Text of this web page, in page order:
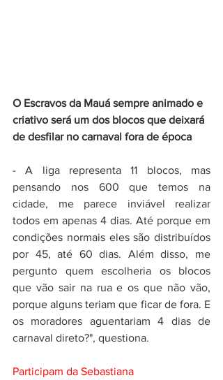
O Escravos da Mauá sempre animado e
criativo será um dos blocos que deixará
de desfilar no carnaval fora de época
- A liga representa 11 blocos, mas
pensando nos 600 que temos na
cidade, me parece inviável realizar
todos em apenas 4 dias. Até porque em
condições normais eles são distribuídos
por 45, até 60 dias. Além disso, me
pergunto quem escolheria os blocos
que vão sair na rua e os que não vão,
porque alguns teriam que ficar de fora. E
os moradores aguentariam 4 dias de
carnaval direto?", questiona.
Participam da Sebastiana